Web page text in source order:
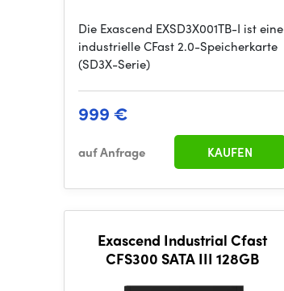
Die Exascend EXSD3X001TB-I ist eine
industrielle CFast 2.0-Speicherkarte
(SD3X-Serie)
999 €
auf Anfrage KAUFEN
Exascend Industrial Cfast
CFS300 SATA III 128GB